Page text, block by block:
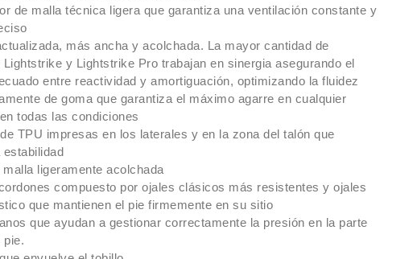
de malla técnica ligera que garantiza una ventilación constante y
más ancha y acolchada. La mayor cantidad de
y Lightstrike Pro trabajan en sinergia asegurando el
entre reactividad y amortiguación, optimizando la fluidez
de goma que garantiza el máximo agarre en cualquier
todas las condiciones
TPU impresas en los laterales y en la zona del talón que
malla ligeramente acolchada
compuesto por ojales clásicos más resistentes y ojales
que mantienen el pie firmemente en su sitio
que ayudan a gestionar correctamente la presión en la parte
pie.